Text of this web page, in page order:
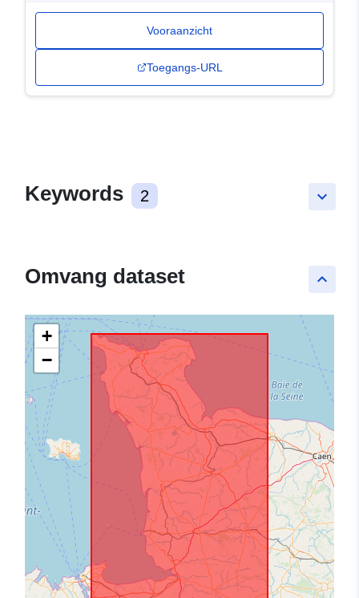
Vooraanzicht
Toegangs-URL
keyboard_arrow_down
Keywords 2
keyboard_arrow_up
Omvang dataset
+
−